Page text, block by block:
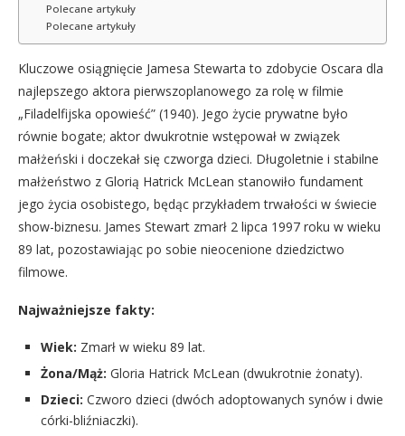
Polecane artykuły
Polecane artykuły
Kluczowe osiągnięcie Jamesa Stewarta to zdobycie Oscara dla
najlepszego aktora pierwszoplanowego za rolę w filmie
„Filadelfijska opowieść” (1940). Jego życie prywatne było
równie bogate; aktor dwukrotnie wstępował w związek
małżeński i doczekał się czworga dzieci. Długoletnie i stabilne
małżeństwo z Glorią Hatrick McLean stanowiło fundament
jego życia osobistego, będąc przykładem trwałości w świecie
show-biznesu. James Stewart zmarł 2 lipca 1997 roku w wieku
89 lat, pozostawiając po sobie nieocenione dziedzictwo
filmowe.
Najważniejsze fakty:
Wiek: Zmarł w wieku 89 lat.
Żona/Mąż: Gloria Hatrick McLean (dwukrotnie żonaty).
Dzieci: Czworo dzieci (dwóch adoptowanych synów i dwie
córki-bliźniaczki).